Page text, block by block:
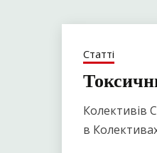
Статті
Колективів
в